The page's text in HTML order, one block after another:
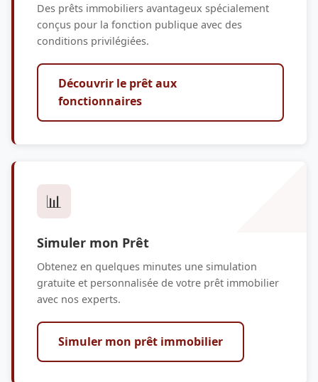
Des prêts immobiliers avantageux spécialement
conçus pour la fonction publique avec des
conditions privilégiées.
Découvrir le prêt aux
fonctionnaires
📊
Simuler mon Prêt
Obtenez en quelques minutes une simulation
gratuite et personnalisée de votre prêt immobilier
avec nos experts.
Simuler mon prêt immobilier